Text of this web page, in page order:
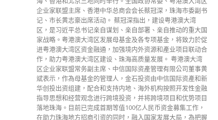
企业家联盟主席、香港中华总商会会长蔡冠深，珠海市委副书
记、市长黄志豪出席活动。 蔡冠深指出，建设粤港澳大湾
区，是习近平总书记亲自谋划、亲自部署、亲自推动的重大国
家战略。粤港澳大湾区发展母基金及各专项基金，将致力於促
进粤港澳大湾区资金融通，加强境内外资源和產业项目联动合
作，助力粤港澳大湾区建设、珠海高质量发展。 粤港澳大湾
区企业家联盟常务副主席、中信国际资產管理有限公司董事黄
斌表示，作為母基金的管理人，金石投资由中信国际资產和新
华创投出资组建，配合和支持内地、海外机构按照开发性金融
指导思想和经营观念进行跨境投资，并将跨境项目和优势项目
落地珠海。目前已完成首期等值100亿人民币资金募集工作，
在助力珠海地方招商引资的同时，融入国家发展大局，為把握